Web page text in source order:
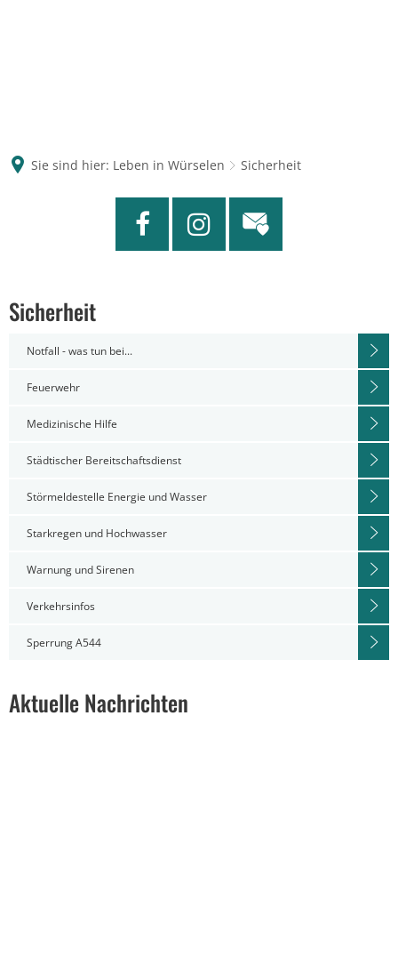
Sie sind hier: Leben in Würselen Sicherheit
Sicherheit
Notfall - was tun bei...
Feuerwehr
Medizinische Hilfe
Städtischer Bereitschaftsdienst
Störmeldestelle Energie und Wasser
Starkregen und Hochwasser
Warnung und Sirenen
Verkehrsinfos
Sperrung A544
Aktuelle Nachrichten